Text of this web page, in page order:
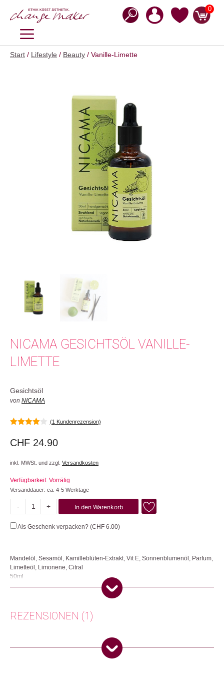
Inhalt
0
MENÜ
Start / Lifestyle / Beauty / Vanille-Limette
NICAMA GESICHTSÖL VANILLE-
LIMETTE
Gesichtsöl
von NICAMA
5
(1 Kundenrezension)
CHF 24.90
inkl. MWSt. und zzgl. Versandkosten
Verfügbarkeit: Vorrätig
Versanddauer: ca. 4-5 Werktage
-
Vanille-
Menge
+ In den Warenkorb
Als Geschenk verpacken? (CHF 6.00)
Mandelöl, Sesamöl, Kamilleblüten-Extrakt, Vit E, Sonnenblumenöl, Parfum,
Limetteöl, Limonene, Citral
50ml
Das Gesichtsöl Vanille-Limette vereint natürliche Pflege mit einem
kombiniert mit beruhigendem Kamilleextrakt, sorgen für eine intensive
Nährstoffversorgung und Tiefenpflege der Haut. Sesamöl öffnet die Poren
Wirkung optimal zu entfalten. Das enthaltene Mandelöl spendet trockenen
Hautpartien Feuchtigkeit, beruhigt Irritationen und bietet einen natürlichen
UV-Schutz. Der belebende Duft nach Vanille und Limette schafft ein
REZENSIONEN (1)
(Verifizierter Käufer)